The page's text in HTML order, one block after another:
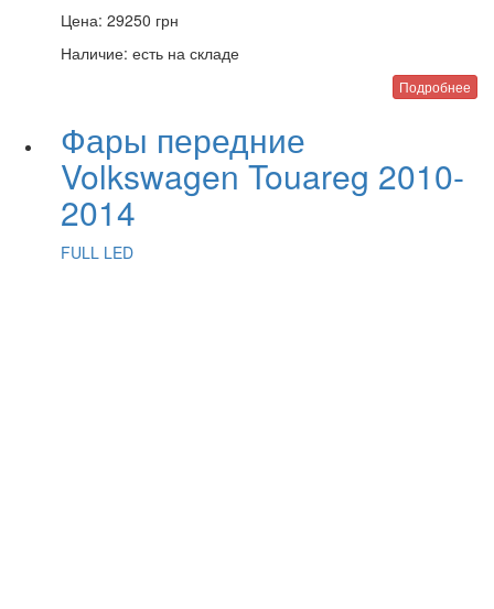
Цена: 29250 грн
Наличие: есть на складе
Подробнее
Фары передние
Volkswagen Touareg 2010-
2014
FULL LED